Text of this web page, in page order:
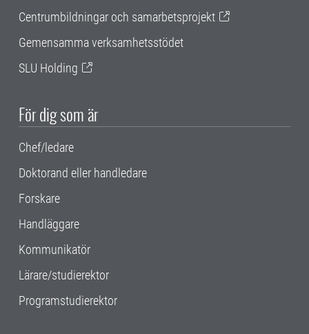
Centrumbildningar och samarbetsprojekt
Gemensamma verksamhetsstödet
SLU Holding
För dig som är
Chef/ledare
Doktorand eller handledare
Forskare
Handläggare
Kommunikatör
Lärare/studierektor
Programstudierektor